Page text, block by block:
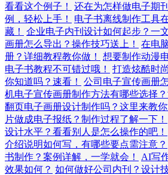
看看这个例子！
还在为怎样做电子期
例，轻松上手！
电子书离线制作工具
藏！
企业电子内刊设计如何起步？一
画册怎么导出？操作技巧送上！
在电
册？详细教程教你做！
想要制作动漫
电子书教程不可错过哦！
打造炫酷时
你知道吗？速看！
公司电子宣传画册
机电子宣传画册制作方法有哪些选择
翻页电子画册设计制作吗？这里来教你
片做成电子报纸？制作过程了解一下！
设计水平？看看别人是怎么操作的吧！
介绍说明如何写，有哪些要点需注意？
书制作？案例详解，一学就会！
AI写
效果如何？ 如何做好公司内刊？设计